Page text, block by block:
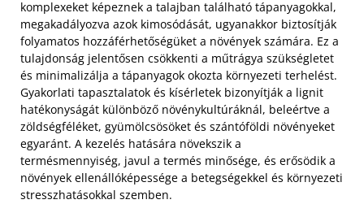
komplexeket képeznek a talajban található tápanyagokkal,
megakadályozva azok kimosódását, ugyanakkor biztosítják
folyamatos hozzáférhetőségüket a növények számára. Ez a
tulajdonság jelentősen csökkenti a műtrágya szükségletet
és minimalizálja a tápanyagok okozta környezeti terhelést.
Gyakorlati tapasztalatok és kísérletek bizonyítják a lignit
hatékonyságát különböző növénykultúráknál, beleértve a
zöldségféléket, gyümölcsösöket és szántóföldi növényeket
egyaránt. A kezelés hatására növekszik a
termésmennyiség, javul a termés minősége, és erősödik a
növények ellenállóképessége a betegségekkel és környezeti
stresszhatásokkal szemben.